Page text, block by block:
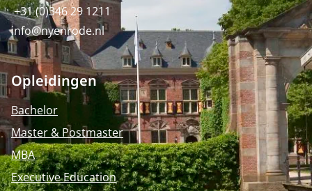
+31 (0)346 29 1211
info@nyenrode.nl
Opleidingen
Bachelor
Master & Postmaster
MBA
Executive Education